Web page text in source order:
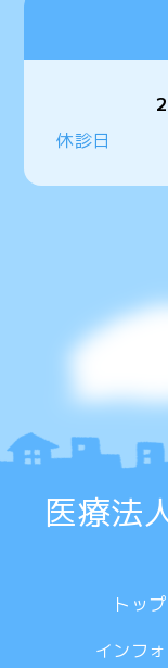
休診日
医療法
トップ
インフ